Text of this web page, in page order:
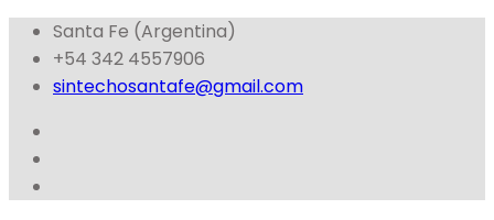
Santa Fe (Argentina)
+54 342 4557906
sintechosantafe@gmail.com